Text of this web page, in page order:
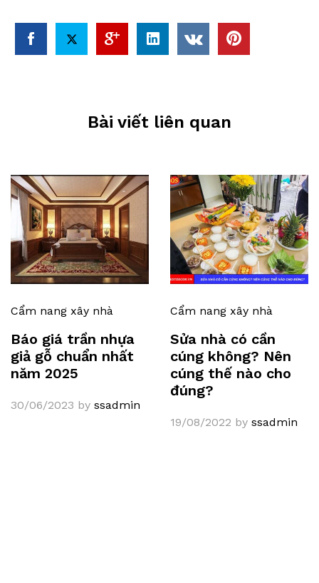
Bài viết liên quan
Cẩm nang xây nhà
Báo giá trần nhựa
giả gỗ chuẩn nhất
năm 2025
30/06/2023 by ssadmin
Cẩm nang xây nhà
Sửa nhà có cần
cúng không? Nên
cúng thế nào cho
đúng?
19/08/2022 by ssadmin